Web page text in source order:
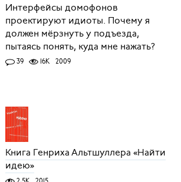
Интерфейсы домофонов
проектируют идиоты. Почему я
должен мёрзнуть у подъезда,
пытаясь понять, куда мне нажать?
39 16K 2009
Книга Генриха Альтшуллера «Найти
идею»